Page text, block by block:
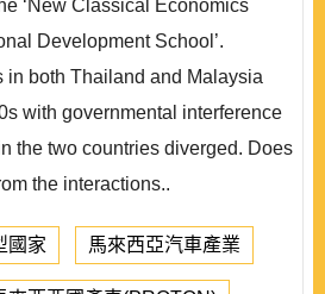
‘New Classical Economics
Development School’.
in both Thailand and Malaysia
with governmental interference
the two countries diverged. Does
the interactions..
國家 馬來西亞汽車產業